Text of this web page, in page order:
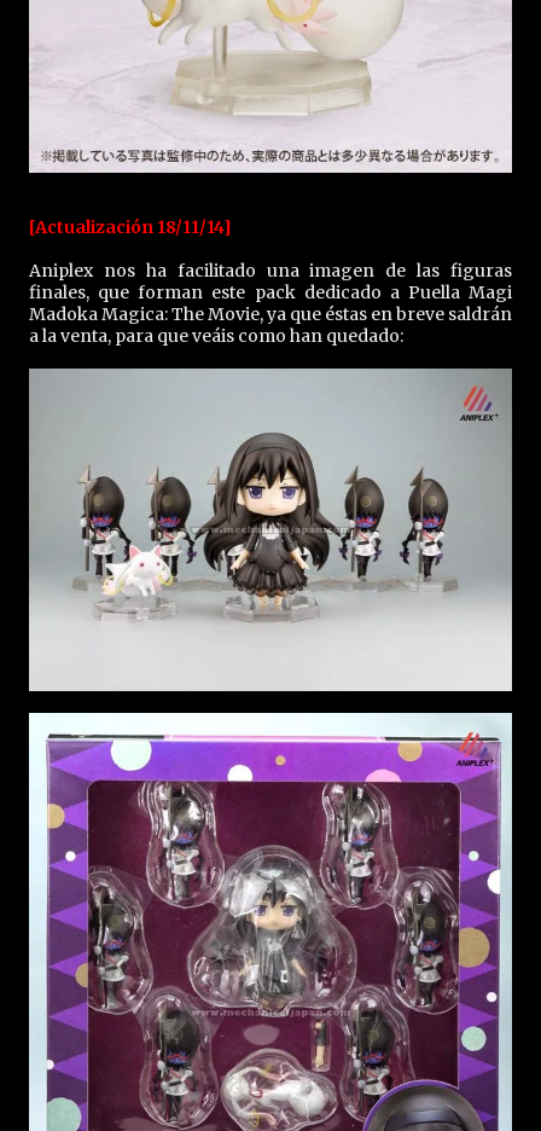
[Actualización 18/11/14]
Aniplex nos ha facilitado una imagen de las figuras
finales, que forman este pack dedicado a Puella Magi
Madoka Magica: The Movie, ya que éstas en breve saldrán
a la venta, para que veáis como han quedado: